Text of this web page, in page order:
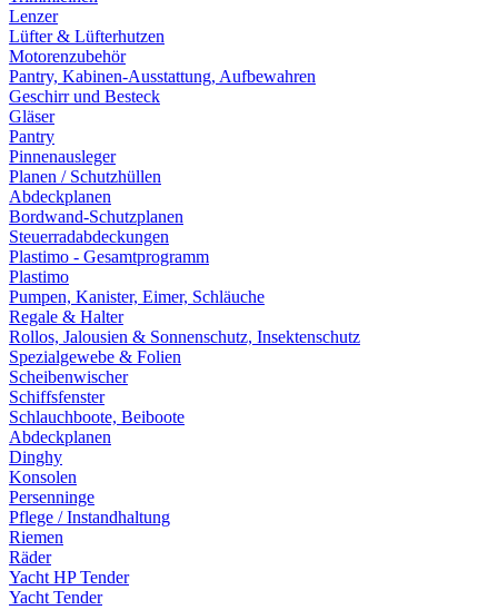
Lenzer
Lüfter & Lüfterhutzen
Motorenzubehör
Pantry, Kabinen-Ausstattung, Aufbewahren
Geschirr und Besteck
Gläser
Pantry
Pinnenausleger
Planen / Schutzhüllen
Abdeckplanen
Bordwand-Schutzplanen
Steuerradabdeckungen
Plastimo - Gesamtprogramm
Plastimo
Pumpen, Kanister, Eimer, Schläuche
Regale & Halter
Rollos, Jalousien & Sonnenschutz, Insektenschutz
Spezialgewebe & Folien
Scheibenwischer
Schiffsfenster
Schlauchboote, Beiboote
Abdeckplanen
Dinghy
Konsolen
Persenninge
Pflege / Instandhaltung
Riemen
Räder
Yacht HP Tender
Yacht Tender